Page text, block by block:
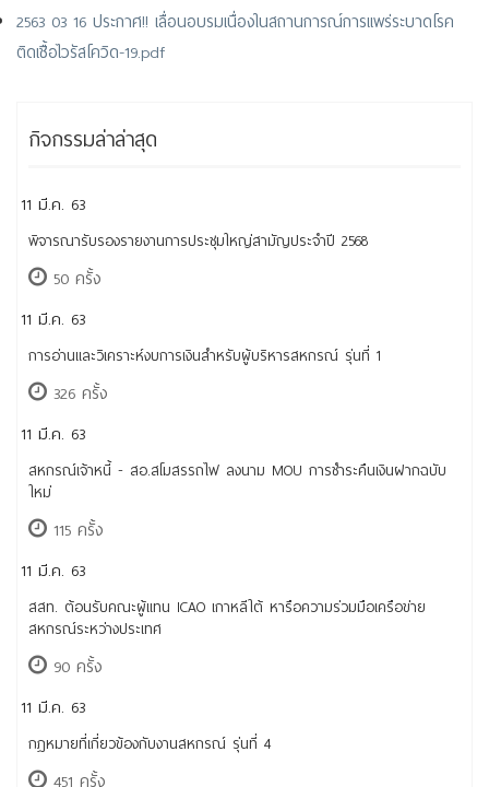
2563 03 16 ประกาศ!! เลื่อนอบรมเนื่องในสถานการณ์การแพร่ระบาดโรค
ติดเชื้อไวรัสโควิด-19.pdf
กิจกรรมล่าล่าสุด
11 มี.ค. 63
พิจารณารับรองรายงานการประชุมใหญ่สามัญประจำปี 2568
50 ครั้ง
11 มี.ค. 63
การอ่านและวิเคราะห์งบการเงินสำหรับผู้บริหารสหกรณ์ รุ่นที่ 1
326 ครั้ง
11 มี.ค. 63
สหกรณ์เจ้าหนี้ - สอ.สโมสรรถไฟ ลงนาม MOU การชำระคืนเงินฝากฉบับ
ใหม่
115 ครั้ง
11 มี.ค. 63
สสท. ต้อนรับคณะผู้แทน ICAO เกาหลีใต้ หารือความร่วมมือเครือข่าย
สหกรณ์ระหว่างประเทศ
90 ครั้ง
11 มี.ค. 63
กฎหมายที่เกี่ยวข้องกับงานสหกรณ์ รุ่นที่ 4